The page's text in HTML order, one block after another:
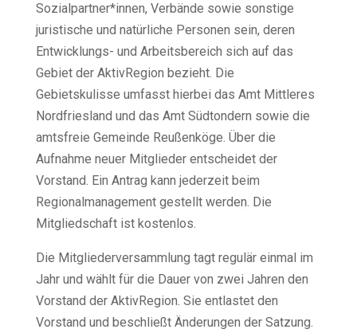
- 2027/2029
Förderphase)
Antragsunterlagen
Sozialpartner*innen, Verbände sowie sonstige
juristische und natürliche Personen sein, deren
Entwicklungs- und Arbeitsbereich sich auf das
Gebiet der AktivRegion bezieht. Die
Gebietskulisse umfasst hierbei das Amt Mittleres
Nordfriesland und das Amt Südtondern sowie die
amtsfreie Gemeinde Reußenköge. Über die
Aufnahme neuer Mitglieder entscheidet der
Vorstand. Ein Antrag kann jederzeit beim
Regionalmanagement gestellt werden. Die
Mitgliedschaft ist kostenlos.
Die Mitgliederversammlung tagt regulär einmal im
Jahr und wählt für die Dauer von zwei Jahren den
Vorstand der AktivRegion. Sie entlastet den
Vorstand und beschließt Änderungen der Satzung.